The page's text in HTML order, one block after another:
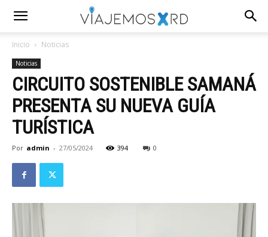
Inicio Noticias
Noticias
CIRCUITO SOSTENIBLE SAMANÁ
PRESENTA SU NUEVA GUÍA
TURÍSTICA
Por admin - 27/05/2024 394 0